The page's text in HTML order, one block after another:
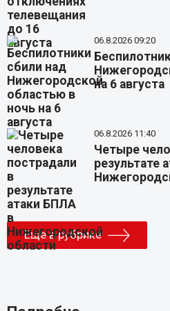
06.8.2026 09:20
на 6 августа
06.8.2026 11:40
Четыре
результате
Еще в рубрике